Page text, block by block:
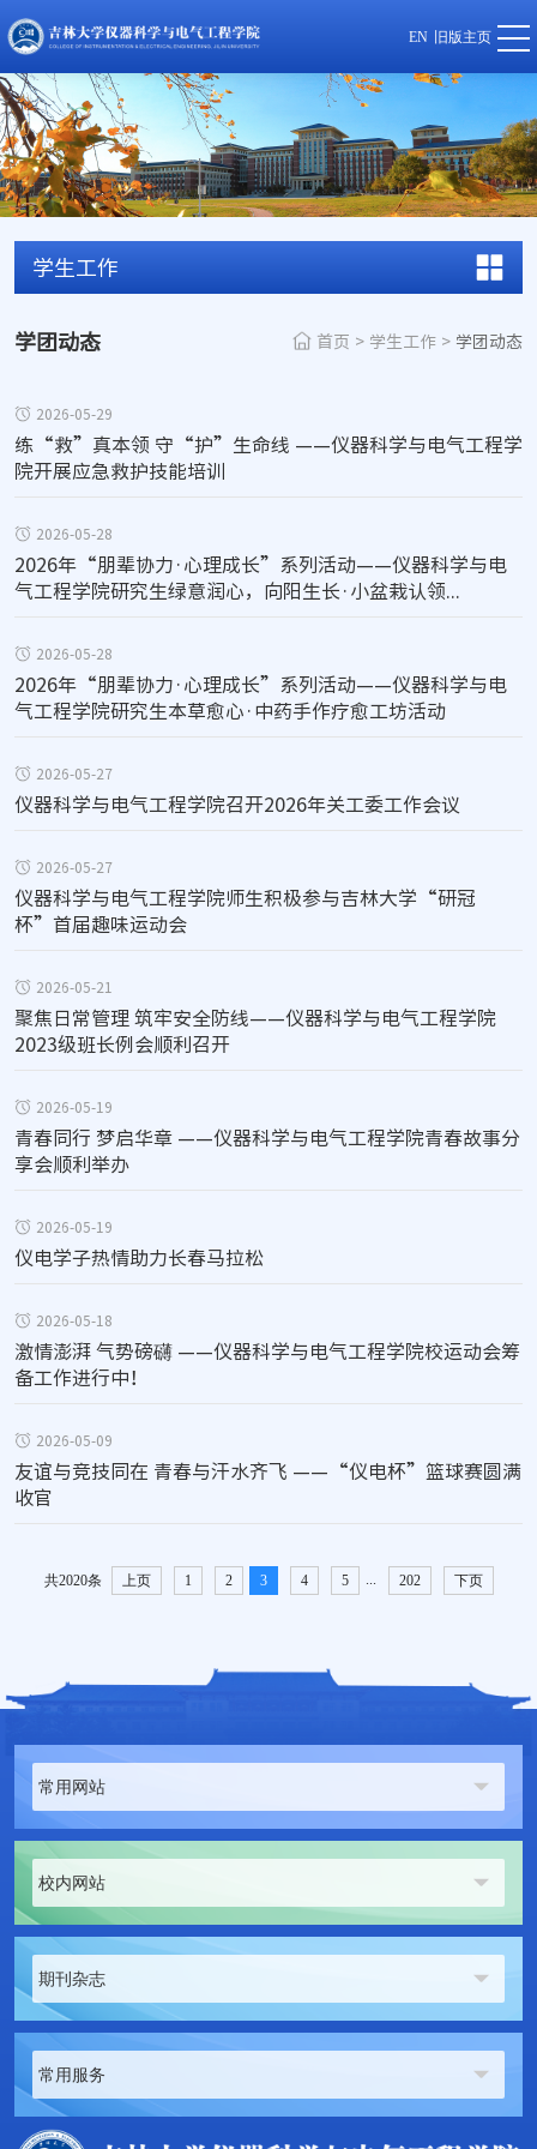
EN 旧版主页
学生工作
学团动态 首页 > 学生工作 > 学团动态
2026-05-29
练“救”真本领 守“护”生命线 ——仪器科学与电气工程学
院开展应急救护技能培训
2026-05-28
2026年“朋辈协力·心理成长”系列活动——仪器科学与电
气工程学院研究生绿意润心，向阳生长·小盆栽认领...
2026-05-28
2026年“朋辈协力·心理成长”系列活动——仪器科学与电
气工程学院研究生本草愈心·中药手作疗愈工坊活动
2026-05-27
仪器科学与电气工程学院召开2026年关工委工作会议
2026-05-27
仪器科学与电气工程学院师生积极参与吉林大学“研冠
杯”首届趣味运动会
2026-05-21
聚焦日常管理 筑牢安全防线——仪器科学与电气工程学院
2023级班长例会顺利召开
2026-05-19
青春同行 梦启华章 ——仪器科学与电气工程学院青春故事分
享会顺利举办
2026-05-19
仪电学子热情助力长春马拉松
2026-05-18
激情澎湃 气势磅礴 ——仪器科学与电气工程学院校运动会筹
备工作进行中！
2026-05-09
友谊与竞技同在 青春与汗水齐飞 ——“仪电杯”篮球赛圆满
收官
共2020条 上页 1 2 3 4 5 202 下页
常用网站
校内网站
期刊杂志
常用服务